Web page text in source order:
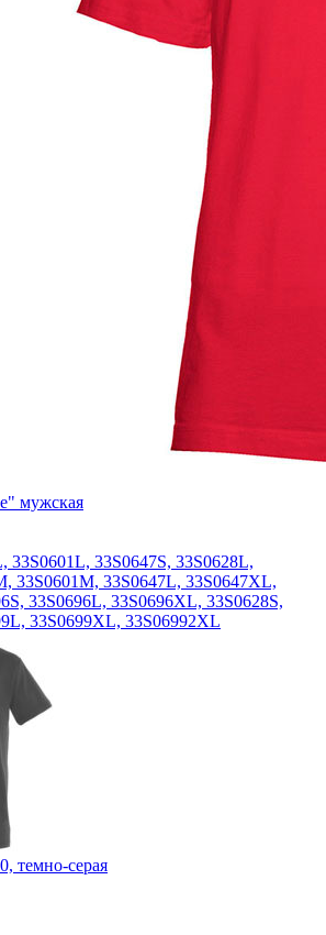
мужская
33S0601L, 33S0647S, 33S0628L,
33S0601M, 33S0647L, 33S0647XL,
33S0696L, 33S0696XL, 33S0628S,
33S0699XL, 33S06992XL
темно-серая